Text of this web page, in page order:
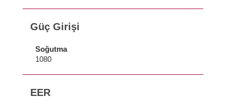
Güç Girişi
Soğutma
1080
EER